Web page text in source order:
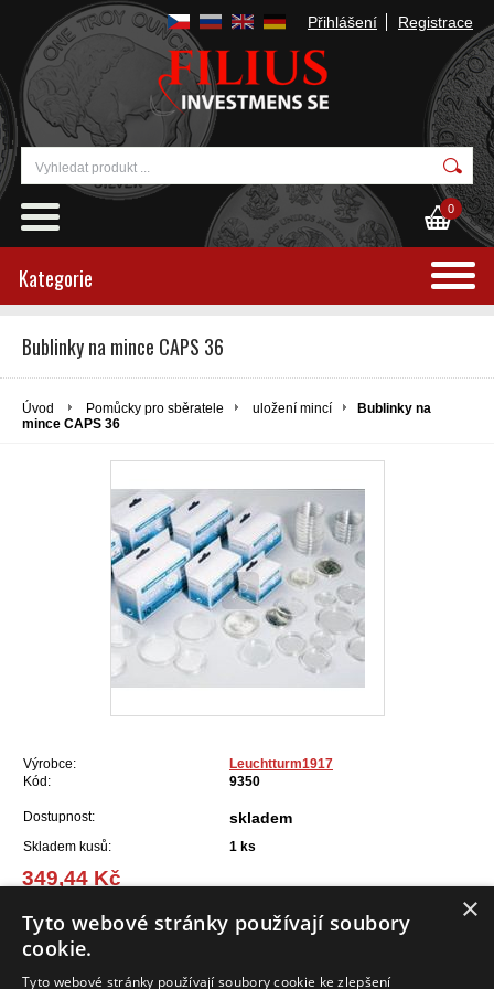
Přihlášení Registrace
0
Kategorie
Bublinky na mince CAPS 36
Úvod Pomůcky pro sběratele uložení mincí
Bublinky na
mince CAPS 36
Výrobce:
Leuchtturm1917
Kód:
9350
Dostupnost: skladem
Skladem kusů: 1 ks
349,44 Kč
×
Tyto webové stránky používají soubory
cookie.
Tyto webové stránky používají soubory cookie ke zlepšení